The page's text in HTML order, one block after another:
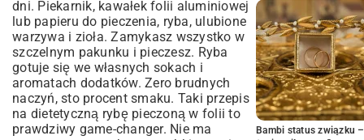
dni. Piekarnik, kawałek folii aluminiowej
lub papieru do pieczenia, ryba, ulubione
warzywa i zioła. Zamykasz wszystko w
szczelnym pakunku i pieczesz. Ryba
gotuje się we własnych sokach i
aromatach dodatków. Zero brudnych
naczyń, sto procent smaku. Taki przepis
na dietetyczną rybę pieczoną w folii to
prawdziwy game-changer. Nie ma
Bambi status związku